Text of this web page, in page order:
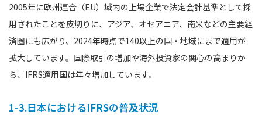
2005年に欧州連合（EU）域内の上場企業で法定会計基準として採
用されたことを皮切りに、アジア、オセアニア、南米などの主要経
済圏にも広がり、2024年時点で140以上の国・地域にまで適用が
拡大しています。国際取引の増加や海外投資家の関心の高まりか
ら、IFRS適用国は年々増加しています。
1-3.日本におけるIFRSの普及状況